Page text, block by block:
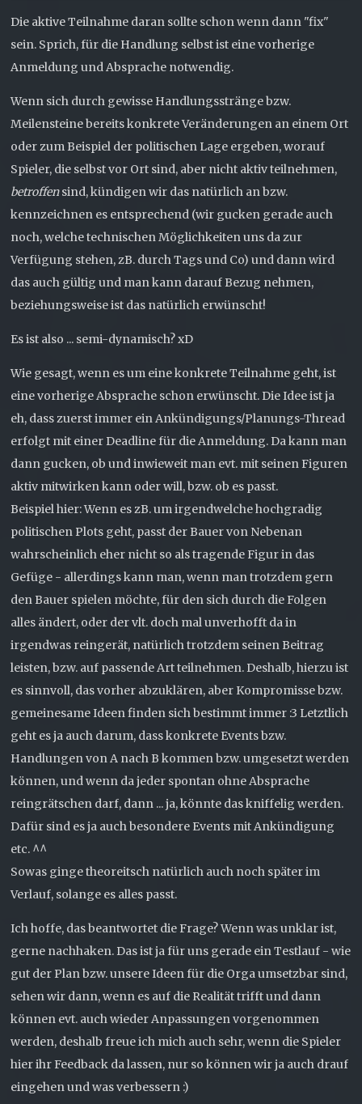
Die aktive Teilnahme daran sollte schon wenn dann "fix"
sein. Sprich, für die Handlung selbst ist eine vorherige
Anmeldung und Absprache notwendig.
Wenn sich durch gewisse Handlungsstränge bzw.
Meilensteine bereits konkrete Veränderungen an einem Ort
oder zum Beispiel der politischen Lage ergeben, worauf
Spieler, die selbst vor Ort sind, aber nicht aktiv teilnehmen,
betroffensind, kündigen wir das natürlich an bzw.
kennzeichnen es entsprechend (wir gucken gerade auch
noch, welche technischen Möglichkeiten uns da zur
Verfügung stehen, zB. durch Tags und Co) und dann wird
das auch gültig und man kann darauf Bezug nehmen,
beziehungsweise ist das natürlich erwünscht!
Es ist also ... semi-dynamisch? xD
Wie gesagt, wenn es um eine konkrete Teilnahme geht, ist
eine vorherige Absprache schon erwünscht. Die Idee ist ja
eh, dass zuerst immer ein Ankündigungs/Planungs-Thread
erfolgt mit einer Deadline für die Anmeldung. Da kann man
dann gucken, ob und inwieweit man evt. mit seinen Figuren
aktiv mitwirken kann oder will, bzw. ob es passt.
Beispiel hier: Wenn es zB. um irgendwelche hochgradig
politischen Plots geht, passt der Bauer von Nebenan
wahrscheinlich eher nicht so als tragende Figur in das
Gefüge - allerdings kann man, wenn man trotzdem gern
den Bauer spielen möchte, für den sich durch die Folgen
alles ändert, oder der vlt. doch mal unverhofft da in
irgendwas reingerät, natürlich trotzdem seinen Beitrag
leisten, bzw. auf passende Art teilnehmen. Deshalb, hierzu ist
es sinnvoll, das vorher abzuklären, aber Kompromisse bzw.
gemeinesame Ideen finden sich bestimmt immer :3 Letztlich
geht es ja auch darum, dass konkrete Events bzw.
Handlungen von A nach B kommen bzw. umgesetzt werden
können, und wenn da jeder spontan ohne Absprache
reingrätschen darf, dann ... ja, könnte das kniffelig werden.
Dafür sind es ja auch besondere Events mit Ankündigung
etc. ^^
Sowas ginge theoreitsch natürlich auch noch später im
Verlauf, solange es alles passt.
Ich hoffe, das beantwortet die Frage? Wenn was unklar ist,
gerne nachhaken. Das ist ja für uns gerade ein Testlauf - wie
gut der Plan bzw. unsere Ideen für die Orga umsetzbar sind,
sehen wir dann, wenn es auf die Realität trifft und dann
können evt. auch wieder Anpassungen vorgenommen
werden, deshalb freue ich mich auch sehr, wenn die Spieler
hier ihr Feedback da lassen, nur so können wir ja auch drauf
eingehen und was verbessern :)